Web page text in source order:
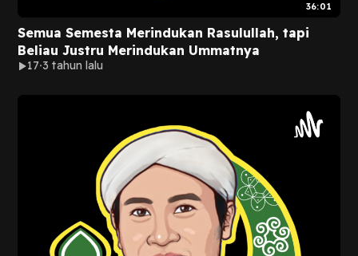
36:01
Semua Semesta Merindukan Rasulullah, tapi
Beliau Justru Merindukan Ummatnya
17 3 tahun lalu